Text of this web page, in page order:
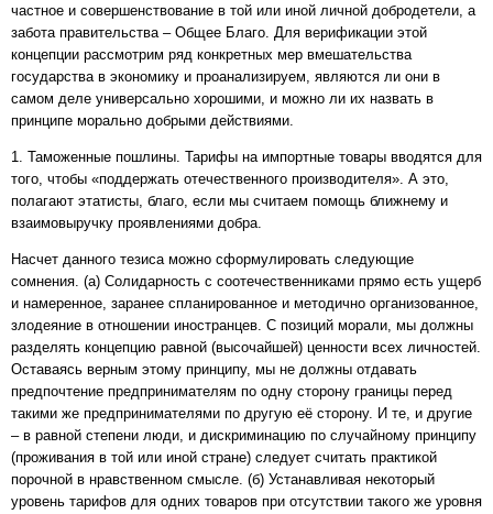
частное и совершенствование в той или иной личной добродетели, а
забота правительства – Общее Благо. Для верификации этой
концепции рассмотрим ряд конкретных мер вмешательства
государства в экономику и проанализируем, являются ли они в
самом деле универсально хорошими, и можно ли их назвать в
принципе морально добрыми действиями.
1. Таможенные пошлины. Тарифы на импортные товары вводятся для
того, чтобы «поддержать отечественного производителя». А это,
полагают этатисты, благо, если мы считаем помощь ближнему и
взаимовыручку проявлениями добра.
Насчет данного тезиса можно сформулировать следующие
сомнения. (а) Солидарность с соотечественниками прямо есть ущерб
и намеренное, заранее спланированное и методично организованное,
злодеяние в отношении иностранцев. С позиций морали, мы должны
разделять концепцию равной (высочайшей) ценности всех личностей.
Оставаясь верным этому принципу, мы не должны отдавать
предпочтение предпринимателям по одну сторону границы перед
такими же предпринимателями по другую её сторону. И те, и другие
– в равной степени люди, и дискриминацию по случайному принципу
(проживания в той или иной стране) следует считать практикой
порочной в нравственном смысле. (б) Устанавливая некоторый
уровень тарифов для одних товаров при отсутствии такого же уровня